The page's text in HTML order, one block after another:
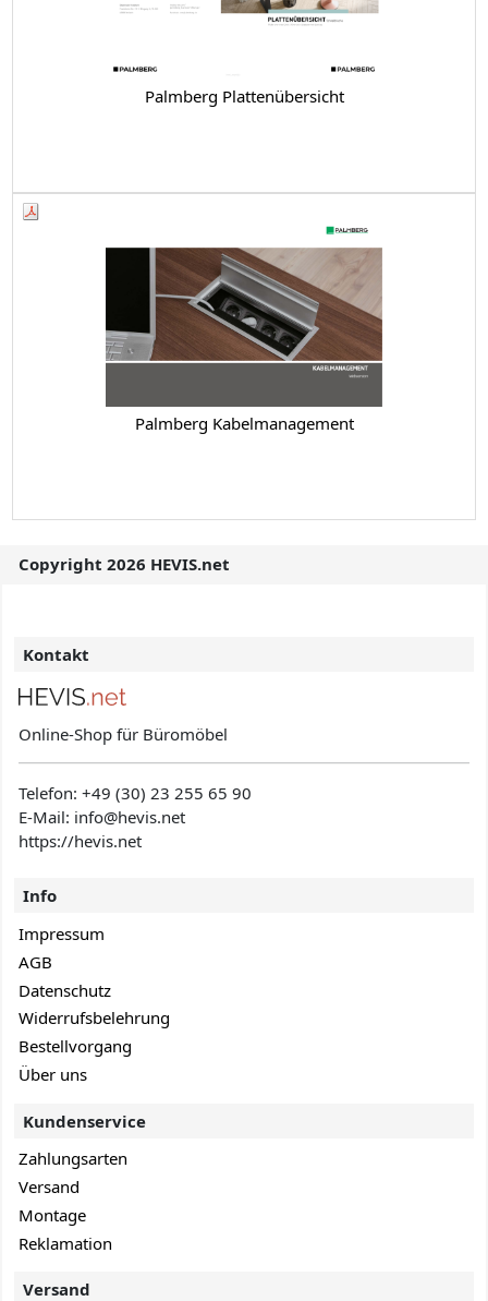
Palmberg Plattenübersicht
Palmberg Kabelmanagement
Copyright 2026 HEVIS.net
Kontakt
Online-Shop für Büromöbel
Telefon:+49 (30) 23 255 65 90
E-Mail: info@hevis.net
https://hevis.net
Info
Impressum
AGB
Datenschutz
Widerrufsbelehrung
Bestellvorgang
Über uns
Kundenservice
Zahlungsarten
Versand
Montage
Reklamation
Versand